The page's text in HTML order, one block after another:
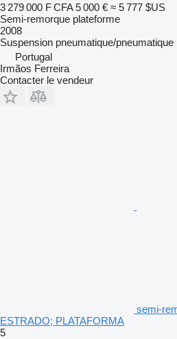
3 279 000 F CFA 5 000 € ≈ 5 777 $US
Semi-remorque plateforme
2008
Suspension pneumatique/pneumatique
Portugal
Irmãos Ferreira
Contacter le vendeur
semi-
ESTRADO; PLATAFORMA
5